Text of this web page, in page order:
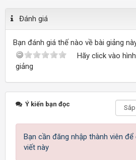
Đánh giá
Bạn đánh giá thế nào về bài giảng
Hãy click vào
giảng
Ý kiến bạn đọc
Bạn cần đăng nhập thành viên
viết này